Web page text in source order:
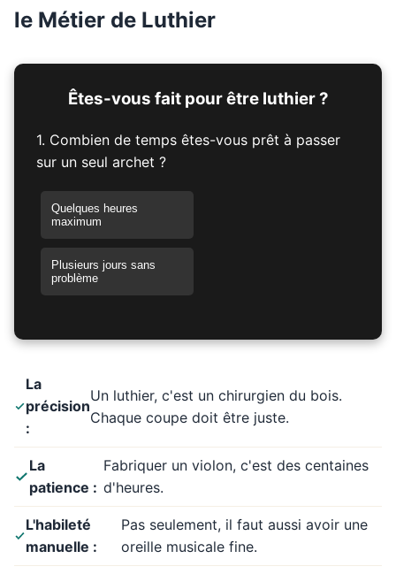
le Métier de Luthier
Êtes-vous fait pour être luthier ?
1. Combien de temps êtes-vous prêt à passer
sur un seul archet ?
Quelques heures
maximum
Plusieurs jours sans
problème
La
précision
:
Un luthier, c'est un chirurgien du bois.
Chaque coupe doit être juste.
La
patience :
Fabriquer un violon, c'est des centaines
d'heures.
L'habileté
manuelle :
Pas seulement, il faut aussi avoir une
oreille musicale fine.